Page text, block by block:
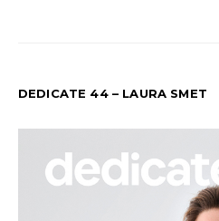
DEDICATE 44 – LAURA SMET